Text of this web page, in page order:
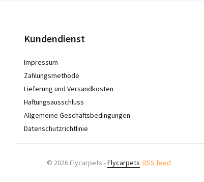
Kundendienst
Impressum
Zahlungsmethode
Lieferung und Versandkosten
Haftungsausschluss
Allgemeine Geschäftsbedingungen
Datenschutzrichtlinie
© 2026 Flycarpets -Flycarpets RSS feed